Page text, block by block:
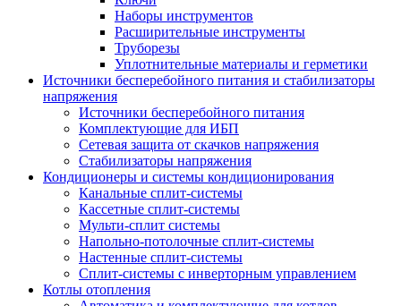
Наборы инструментов
Расширительные инструменты
Труборезы
Уплотнительные материалы и герметики
Источники бесперебойного питания и стабилизаторы
напряжения
Источники бесперебойного питания
Комплектующие для ИБП
Сетевая защита от скачков напряжения
Стабилизаторы напряжения
Кондиционеры и системы кондиционирования
Канальные сплит-системы
Кассетные сплит-системы
Мульти-сплит системы
Напольно-потолочные сплит-системы
Настенные сплит-системы
Сплит-системы с инверторным управлением
Котлы отопления